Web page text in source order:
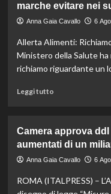
marche evitare nei
Anna Gaia Cavallo 6
Allerta Alimenti:
Ministero della Salute
richiamo riguardante un
Leggi tuttoLeggi
Mortadella
ritirata:
rischio
scopri
Camera approva
aumentati di un
Anna Gaia Cavallo 6
ROMA (ITALPRESS) –